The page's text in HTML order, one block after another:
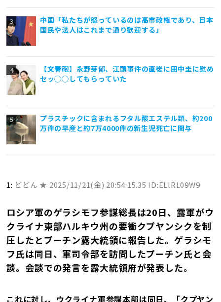
中国「私たちが怒っているのは高市政権であり、日本
国民や法人はこれまで通り歓迎する」
【文春砲】永野芽郁、江頭事件の直後に田中圭に慰め
セッ◯◯してもらっていた
プラスチックに含まれるフタル酸エステル類、約200
万件の早産と約7万4000件の新生児死亡に関与
1: どどん ★ 2025/11/21(金) 20:54:15.35 ID:ELlRL09W9
ロシア軍のゲラシモフ参謀総長は20日、露軍がウ
クライナ東部ハルキウ州の要衝クプヤンシクを制
圧したとプーチン露大統領に報告した。ゲラシモ
フ氏は同日、軍司令部を訪問したプーチン氏と会
談。会談での発言を露大統領府が発表した。
これに対し、ウクライナ軍参謀本部は同日、「クプヤン